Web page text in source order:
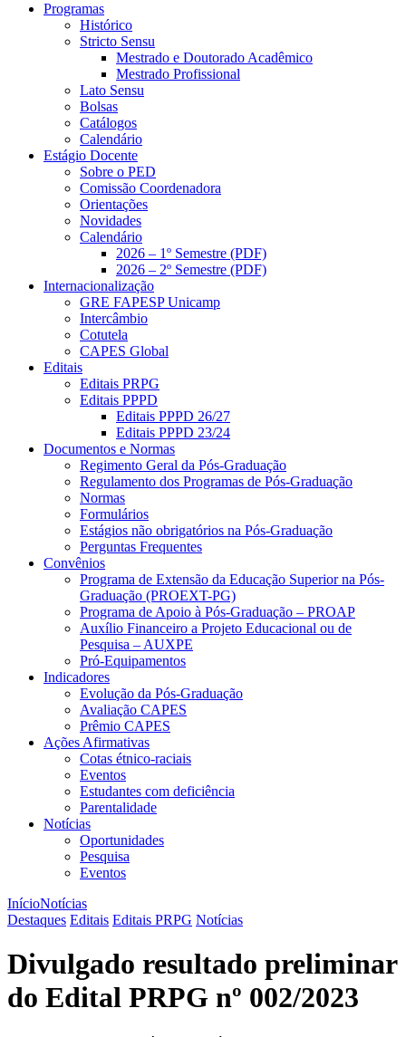
Programas
Histórico
Stricto Sensu
Mestrado e Doutorado Acadêmico
Mestrado Profissional
Lato Sensu
Bolsas
Catálogos
Calendário
Estágio Docente
Sobre o PED
Comissão Coordenadora
Orientações
Novidades
Calendário
2026 – 1º Semestre (PDF)
2026 – 2º Semestre (PDF)
Internacionalização
GRE FAPESP Unicamp
Intercâmbio
Cotutela
CAPES Global
Editais
Editais PRPG
Editais PPPD
Editais PPPD 26/27
Editais PPPD 23/24
Documentos e Normas
Regimento Geral da Pós-Graduação
Regulamento dos Programas de Pós-Graduação
Normas
Formulários
Estágios não obrigatórios na Pós-Graduação
Perguntas Frequentes
Convênios
Programa de Extensão da Educação Superior na Pós-
Graduação (PROEXT-PG)
Programa de Apoio à Pós-Graduação – PROAP
Auxílio Financeiro a Projeto Educacional ou de
Pesquisa – AUXPE
Pró-Equipamentos
Indicadores
Evolução da Pós-Graduação
Avaliação CAPES
Prêmio CAPES
Ações Afirmativas
Cotas étnico-raciais
Eventos
Estudantes com deficiência
Parentalidade
Notícias
Oportunidades
Pesquisa
Eventos
InícioNotícias
Destaques Editais Editais PRPG Notícias
Divulgado resultado preliminar
do Edital PRPG nº 002/2023